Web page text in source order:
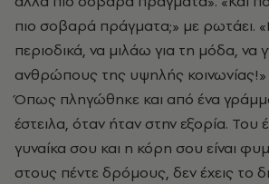
πιο σοβαρά πράγματα;» με ρωτάει.
περιοδικά, να μιλάω για τη μόδα, να
ανθρώπους της υψηλής
Όπως πληγώθηκε και από ένα
έστειλα, όταν ήταν στην εξορία.
γυναίκα σου και η κόρη σου είναι
στους πέντε δρόμους, δεν έχεις το